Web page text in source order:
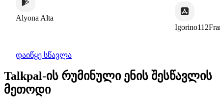
Igorino112France
დაიწყე სწავლა
Talkpal-ის რუმინული ენის შესწავლის
მეთოდი